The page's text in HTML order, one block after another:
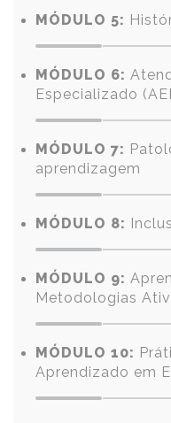
MÓDULO 5:
MÓDULO 6:
Especializado
MÓDULO 7:
aprendizagem
MÓDULO 8:
MÓDULO 9:
Metodologias
MÓDULO 10:
Aprendizado em